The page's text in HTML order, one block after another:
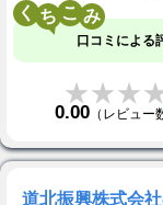
く こ
口コミによる
0.00 （レビュー
道北振興株式会